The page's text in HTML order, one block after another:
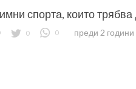
спорта, които
0 0 преди 2 години